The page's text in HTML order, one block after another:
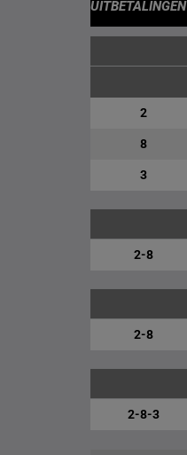
UITBETALINGEN
2
8
3
2-8
2-8
2-8-3